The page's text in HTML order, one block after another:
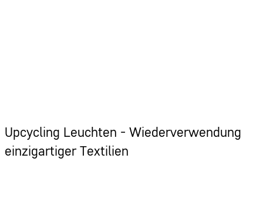
Upcycling Leuchten - Wiederverwendung
einzigartiger Textilien